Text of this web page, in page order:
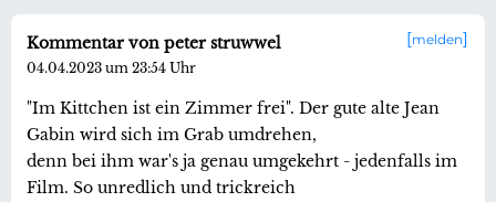
melden
Kommentar von peter struwwel
04.04.2023 um 23:54 Uhr
"Im Kittchen ist ein Zimmer frei". Der gute alte Jean
Gabin wird sich im Grab umdrehen,
denn bei ihm war's ja genau umgekehrt - jedenfalls im
Film. So unredlich und trickreich